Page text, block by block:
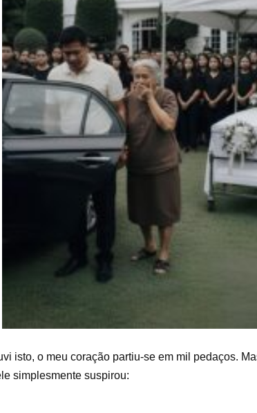
isto, o meu coração partiu-se em mil pedaços.
simplesmente suspirou: